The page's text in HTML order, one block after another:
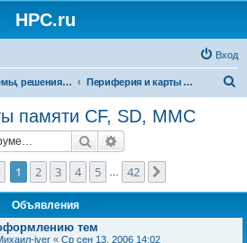
HPC.ru
Вход
Проблемы, решения, советы Периферия и карты памяти CF, SD, MMC
памяти CF, SD, MMC
Поиск
Страница1 из
1 2 3 4 5 42
Объявления
тем
iver « Ср сен 13, 2006 14:02